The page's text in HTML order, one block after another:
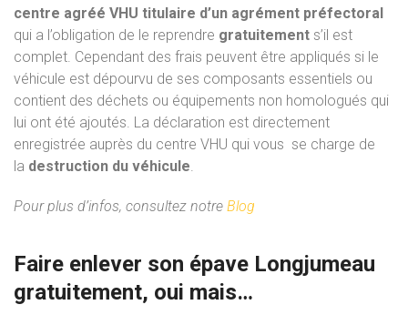
centre agréé VHU titulaire d’un agrément préfectoral
qui a l’obligation de le reprendre gratuitement s’il est
complet. Cependant des frais peuvent être appliqués si le
véhicule est dépourvu de ses composants essentiels ou
contient des déchets ou équipements non homologués qui
lui ont été ajoutés. La déclaration est directement
enregistrée auprès du centre VHU qui vous se charge de
la destruction du véhicule.
Pour plus d’infos, consultez notre Blog
Faire enlever son épave Longjumeau
gratuitement, oui mais…